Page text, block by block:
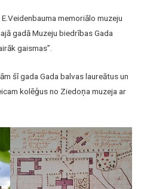
memoriālo muzeju
gadā Muzeju biedrības Gada
gaismas”.
šī gada Gada balvas laureātus un
kolēģus no Ziedoņa muzeja ar